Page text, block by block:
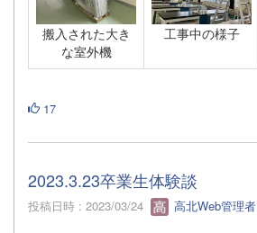
搬入された大き
な室外機
工事中の様子
17
2023.3.23卒業生体験談
投稿日時 : 2023/03/24 高北Web管理者